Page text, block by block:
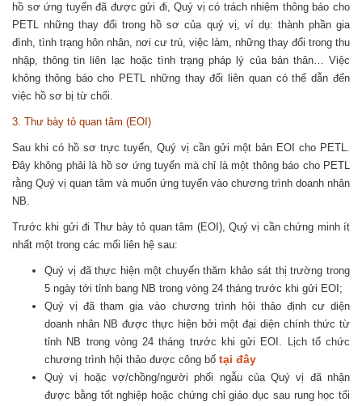
hồ sơ ứng tuyển đã được gửi đi, Quý vị có trách nhiệm thông báo cho
PETL những thay đổi trong hồ sơ của quý vị, ví dụ: thành phần gia
đình, tình trạng hôn nhân, nơi cư trú, việc làm, những thay đổi trong thu
nhập, thông tin liên lạc hoặc tình trạng pháp lý của bản thân… Việc
không thông báo cho PETL những thay đổi liên quan có thể dẫn đến
việc hồ sơ bị từ chối.
3. Thư bày tỏ quan tâm (EOI)
Sau khi có hồ sơ trực tuyến, Quý vị cần gửi một bản EOI cho PETL.
Đây không phải là hồ sơ ứng tuyển mà chỉ là một thông báo cho PETL
rằng Quý vị quan tâm và muốn ứng tuyển vào chương trình doanh nhân
NB.
Trước khi gửi đi Thư bày tỏ quan tâm (EOI), Quý vị cần chứng minh ít
nhất một trong các mối liên hệ sau:
Quý vị đã thực hiện một chuyến thăm khảo sát thị trường trong
5 ngày tới tỉnh bang NB trong vòng 24 tháng trước khi gửi EOI;
Quý vị đã tham gia vào chương trình hội thảo định cư diện
doanh nhân NB được thực hiện bởi một đại diện chính thức từ
tỉnh NB trong vòng 24 tháng trước khi gửi EOI. Lịch tổ chức
chương trình hội thảo được công bố tại đây
Quý vị hoặc vợ/chồng/người phối ngẫu của Quý vị đã nhận
được bằng tốt nghiệp hoặc chứng chỉ giáo dục sau rung học tối